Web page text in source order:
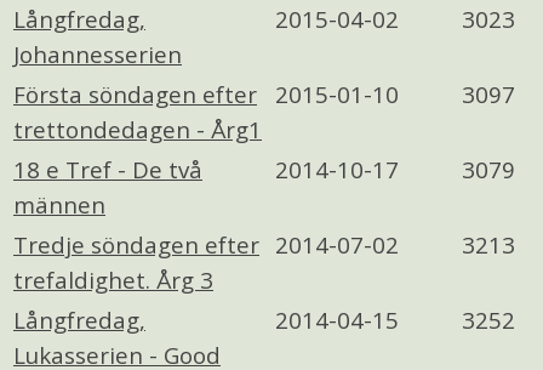
Långfredag,
Johannesserien
2015-04-02 3023
Första söndagen efter
trettondedagen - Årg1
2015-01-10 3097
18 e Tref - De två
männen
2014-10-17 3079
Tredje söndagen efter
trefaldighet. Årg 3
2014-07-02 3213
Långfredag,
Lukasserien - Good
2014-04-15 3252